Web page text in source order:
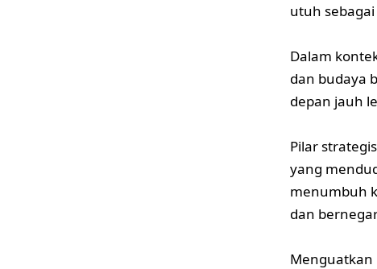
utuh
Dalam
dan budaya
depan jauh
Pilar
yang
menumbuh
dan